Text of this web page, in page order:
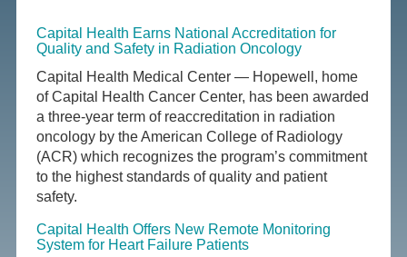
Capital Health Earns National Accreditation for
Quality and Safety in Radiation Oncology
Capital Health Medical Center — Hopewell, home
of Capital Health Cancer Center, has been awarded
a three-year term of reaccreditation in radiation
oncology by the American College of Radiology
(ACR) which recognizes the program’s commitment
to the highest standards of quality and patient
safety.
Capital Health Offers New Remote Monitoring
System for Heart Failure Patients